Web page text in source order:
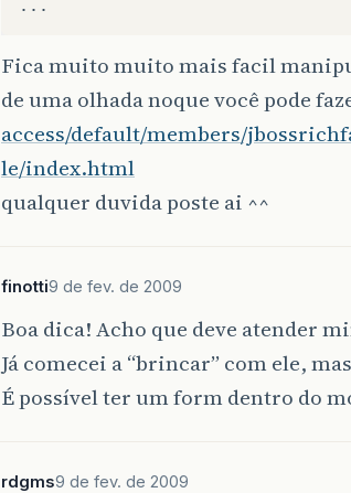
Fica muito muito mais facil
de uma olhada noque você pode
access/default/members/
le/index.html
qualquer duvida poste ai ^^
finotti9 de fev. de 2009
Boa dica! Acho que deve atender
Já comecei a “brincar” com ele,
É possível ter um form dentro do
rdgms9 de fev. de 2009